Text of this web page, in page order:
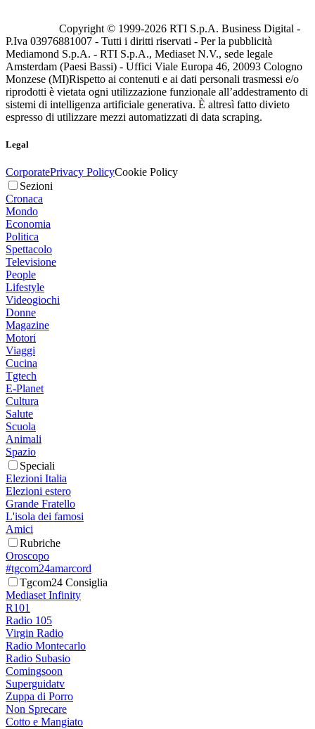
Copyright © 1999-2026 RTI S.p.A. Business Digital -
P.Iva 03976881007 - Tutti i diritti riservati - Per la pubblicità
Mediamond S.p.A. - RTI S.p.A., Mediaset N.V., sede legale
Amsterdam (Paesi Bassi) - Uffici Viale Europa 46, 20093 Cologno
Monzese (MI)Rispetto ai contenuti e ai dati personali trasmessi e/o
riprodotti è vietata ogni utilizzazione funzionale all’addestramento di
sistemi di intelligenza artificiale generativa. È altresì fatto divieto
espresso di utilizzare mezzi automatizzati di data scraping.
Legal
CorporatePrivacy PolicyCookie Policy
Sezioni
Cronaca
Mondo
Economia
Politica
Spettacolo
Televisione
People
Lifestyle
Videogiochi
Donne
Magazine
Motori
Viaggi
Cucina
Tgtech
E-Planet
Cultura
Salute
Scuola
Animali
Spazio
Speciali
Elezioni Italia
Elezioni estero
Grande Fratello
L'isola dei famosi
Amici
Rubriche
Oroscopo
#tgcom24amarcord
Tgcom24 Consiglia
Mediaset Infinity
R101
Radio 105
Virgin Radio
Radio Montecarlo
Radio Subasio
Comingsoon
Superguidatv
Zuppa di Porro
Non Sprecare
Cotto e Mangiato